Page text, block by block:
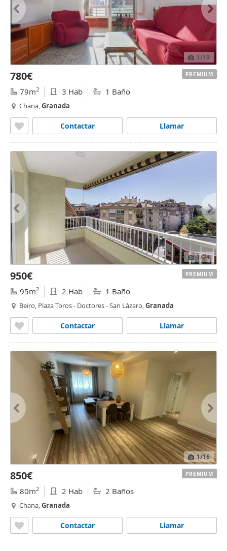
1/19
780€
79m2 3 Hab 1 Baño
Chana,Granada
Llamar
Contactar
PREMIUM
1/24
950€
95m2 2 Hab 1 Baño
Beiro, Plaza Toros - Doctores - San Lázaro,Granada
Llamar
Contactar
PREMIUM
1/16
850€
80m2 2 Hab 2 Baños
Chana,Granada
Llamar
Contactar
PREMIUM